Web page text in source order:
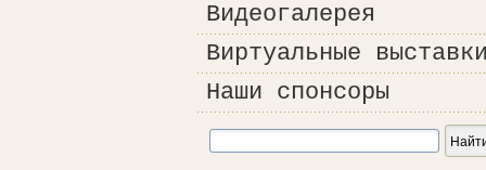
Видеогалерея
Виртуальные
Наши спонсоры